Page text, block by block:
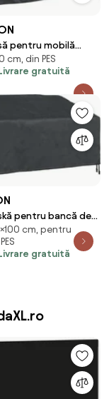
pentru mobilă
220 x 110 x 70 cm
cm, din PES
gratuită
pentru bancă de
x 100 x 61 / 89 cm
cm, pentru
Livrare gratuită